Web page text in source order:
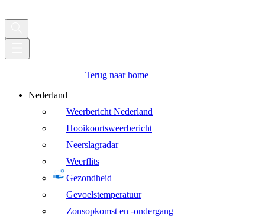
Terug naar home
Nederland
Weerbericht Nederland
Hooikoortsweerbericht
Neerslagradar
Weerflits
Gezondheid
Gevoelstemperatuur
Zonsopkomst en -ondergang